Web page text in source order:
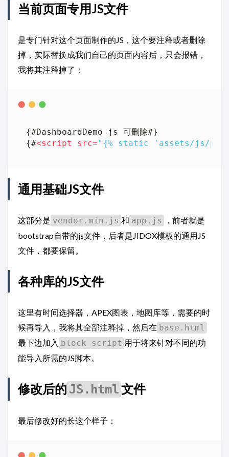
当前页面专用JS文件
是专门针对这个页面制作的JS，这个要注释或者删除
掉，实际替换成我们自己的页面内容后，只会报错，
我将其注释掉了：
{#DashboardDemo js 可删除#}
{#<script src="{% static 'assets/js/
通用基础JS文件
这部分是 vendor.min.js 和 app.js
，前者就是
bootstrap自带的js文件，后者是JIDOX模板的通用JS
文件，都要保留。
各种库的JS文件
这里有时间选择器，APEX图表，地图库等，需要的时
候再导入，我将其全部注释掉，然后在 base.html
最下边加入 block script 用于将来针对不同的功
能导入所需的JS脚本。
修改后的 JS.html文件
最后修改好的长这个样子：